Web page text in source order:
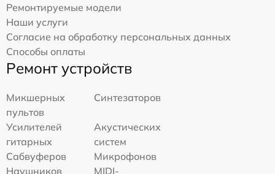
Ремонтируемые модели
Наши услуги
Согласие на обработку персональных данных
Способы оплаты
Ремонт устройств
Микшерных
пультов
Синтезаторов
Усилителей
гитарных
Акустических
систем
Сабвуферов
Микрофонов
Наушников
MIDI-